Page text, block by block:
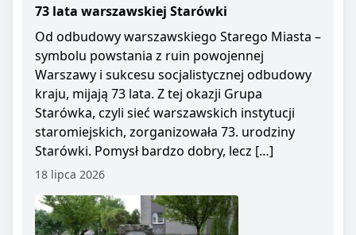
73 lata warszawskiej Starówki
Od odbudowy warszawskiego Starego Miasta –
symbolu powstania z ruin powojennej
Warszawy i sukcesu socjalistycznej odbudowy
kraju, mijają 73 lata. Z tej okazji Grupa
Starówka, czyli sieć warszawskich instytucji
staromiejskich, zorganizowała 73. urodziny
Starówki. Pomysł bardzo dobry, lecz […]
18 lipca 2026